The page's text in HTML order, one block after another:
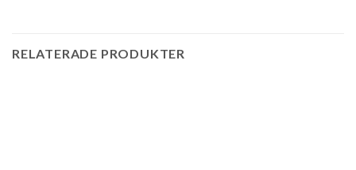
RELATERADE PRODUKTER